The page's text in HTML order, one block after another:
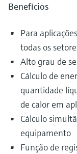
Benefícios
Para
todas os
Alto grau de
Cálculo de
quantidade
de calor em
Cálculo
equipamento
Função de